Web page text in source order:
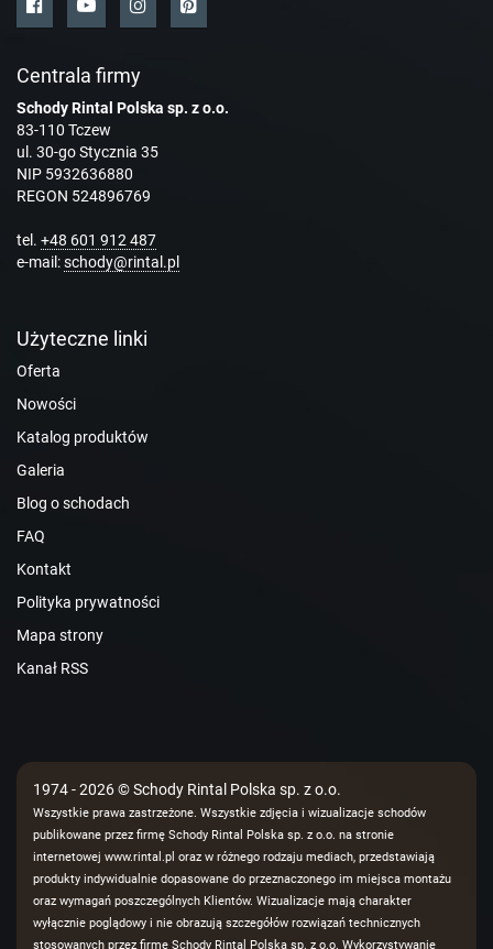
Centrala firmy
Schody Rintal Polska sp. z o.o.
83-110 Tczew
ul. 30-go Stycznia 35
NIP 5932636880
REGON 524896769
tel. +48 601 912 487
e-mail:schody@rintal.pl
Użyteczne linki
Oferta
Nowości
Katalog produktów
Galeria
Blog o schodach
FAQ
Kontakt
Polityka prywatności
Mapa strony
Kanał RSS
1974 - 2026 © Schody Rintal Polska sp. z o.o.
Wszystkie prawa zastrzeżone. Wszystkie zdjęcia i wizualizacje schodów
publikowane przez firmę Schody Rintal Polska sp. z o.o. na stronie
internetowej www.rintal.pl oraz w różnego rodzaju mediach, przedstawiają
produkty indywidualnie dopasowane do przeznaczonego im miejsca montażu
oraz wymagań poszczególnych Klientów. Wizualizacje mają charakter
wyłącznie poglądowy i nie obrazują szczegółów rozwiązań technicznych
stosowanych przez firmę Schody Rintal Polska sp. z o.o. Wykorzystywanie